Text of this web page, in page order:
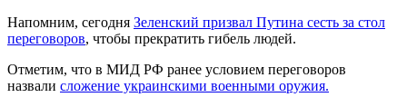
Напомним, сегодня Зеленский призвал Путина сесть за стол
переговоров, чтобы прекратить гибель людей.
Отметим, что в МИД РФ ранее условием переговоров
назвали сложение украинскими военными оружия.